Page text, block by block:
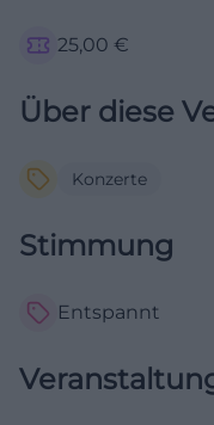
25,00 €
Über diese
Konzerte
Stimmung
Entspannt